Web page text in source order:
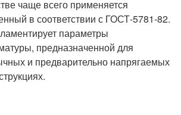
чаще всего применяется
в соответствии с ГОСТ-5781-82.
параметры
предназначенной для
и предварительно напрягаемых